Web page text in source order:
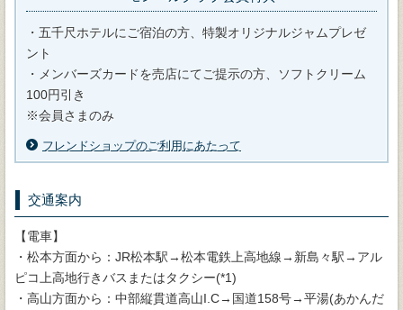
・五千尺ホテルにご宿泊の方、特製オリジナルジャムプレゼ
ント
・メンバーズカードを売店にてご提示の方、ソフトクリーム
100円引き
※会員さまのみ
フレンドショップのご利用にあたって
交通案内
【電車】
・松本方面から：JR松本駅→松本電鉄上高地線→新島々駅→アル
ピコ上高地行きバスまたはタクシー(*1)
・高山方面から：中部縦貫道高山I.C→国道158号→平湯(あかんだ